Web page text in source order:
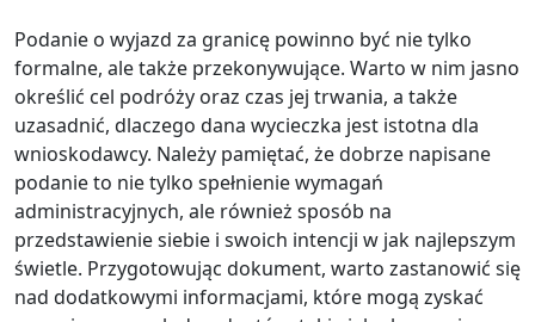
Podanie o wyjazd za granicę powinno być nie tylko
formalne, ale także przekonywujące. Warto w nim jasno
określić cel podróży oraz czas jej trwania, a także
uzasadnić, dlaczego dana wycieczka jest istotna dla
wnioskodawcy. Należy pamiętać, że dobrze napisane
podanie to nie tylko spełnienie wymagań
administracyjnych, ale również sposób na
przedstawienie siebie i swoich intencji w jak najlepszym
świetle. Przygotowując dokument, warto zastanowić się
nad dodatkowymi informacjami, które mogą zyskać